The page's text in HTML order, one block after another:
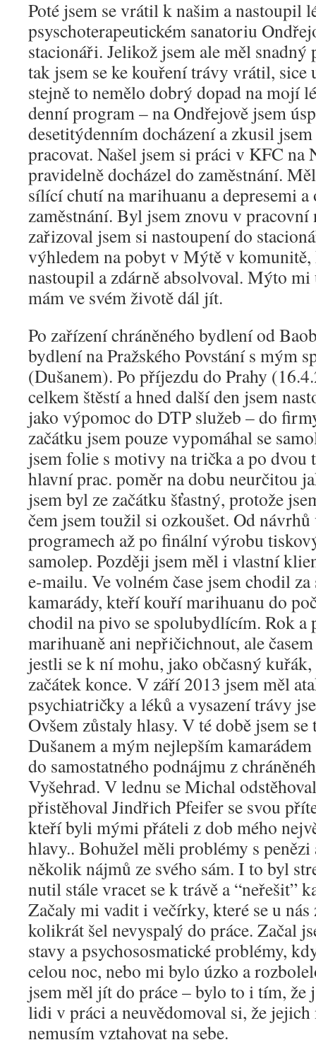
Poté jsem se vrátil k našim a nastoupil
psyschoterapeutickém sanatoriu
stacionáři. Jelikož jsem ale měl snadný
tak jsem se ke kouření trávy vrátil, sice
stejně to nemělo dobrý dopad na mojí
denní program – na Ondřejově jsem
desetitýdenním docházení a zkusil
pracovat. Našel jsem si práci v KFC na
pravidelně docházel do zaměstnání.
sílící chutí na marihuanu a depresemi
zaměstnání. Byl jsem znovu v pracovní
zařizoval jsem si nastoupení do
výhledem na pobyt v Mýtě v
nastoupil a zdárně absolvoval. Mýto
mám ve svém životě dál jít.
Po zařízení chráněného bydlení od
bydlení na Pražského Povstání s mým
(Dušanem). Po příjezdu do Prahy
celkem štěstí a hned další den jsem
jako výpomoc do DTP služeb – do
začátku jsem pouze vypomáhal se
jsem folie s motivy na trička a po dvou
hlavní prac. poměr na dobu neurčitou
jsem byl ze začátku šťastný, protože
čem jsem toužil si ozkoušet. Od
programech až po finální výrobu
samolep. Později jsem měl i vlastní
e-mailu. Ve volném čase jsem chodil
kamarády, kteří kouří marihuanu do
chodil na pivo se spolubydlícím. Rok a
marihuaně ani nepřičichnout, ale
jestli se k ní mohu, jako občasný
začátek konce. V září 2013 jsem měl
psychiatričky a léků a vysazení trávy
Ovšem zůstaly hlasy. V té době jsem se
Dušanem a mým nejlepším
do samostatného podnájmu z
Vyšehrad. V lednu se Michal
přistěhoval Jindřich Pfeifer se svou
kteří byli mými přáteli z dob mého
hlavy.. Bohužel měli problémy s
několik nájmů ze svého sám. I to byl
nutil stále vracet se k trávě a “neřešit”
Začaly mi vadit i večírky, které se u nás
kolikrát šel nevyspalý do práce. Začal
stavy a psychososmatické problémy,
celou noc, nebo mi bylo úzko a
jsem měl jít do práce – bylo to i tím, že
lidi v práci a neuvědomoval si, že
nemusím vztahovat na sebe.